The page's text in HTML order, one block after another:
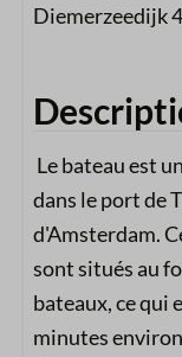
Diemerzeedijk
Le bateau est
dans le port de
d'Amsterdam.
sont situés au
bateaux, ce qui
minutes